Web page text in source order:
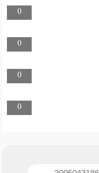
0
0
0
0